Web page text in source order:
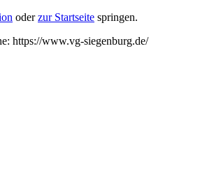
oderzur Startseite springen.
https://www.vg-siegenburg.de/